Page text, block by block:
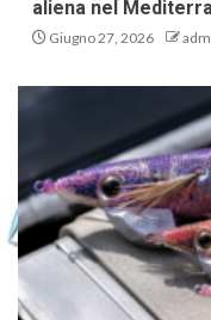
aliena nel
Giugno 27, 2026